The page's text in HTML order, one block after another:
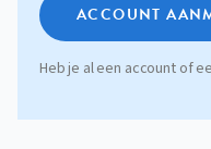
ACCOUNT
Heb je al een account of